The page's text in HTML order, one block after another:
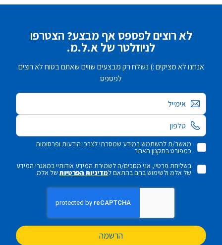
לא רוצים לפספס אף מבצע? הצטרפו
לניוזלטר של א.ל.מ.
אנחנו לא מציקים :) נשלח רק מבצעים שווים שאתם בטוח לא רוצים
לפספס
אימייל
מאשר/ת להשתמש במידע שמסרתי לצרכי הודעות ופרסומות
כמפורט בתקנון האתר
בשליחת פרטיי, אני מסכים/ה לשמירת המידע אודותיי במאגרי המידע
של אלמ ולשימוש בהם בהתאם למדיניות הפרטיותשל אלמ.
הרשמה